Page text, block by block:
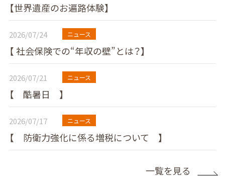
【世界遺産のお遍路体験】
2026/07/24 ニュース
【 社会保険での“年収の壁”とは？】
2026/07/21 ニュース
【 酷暑日 】
2026/07/17 ニュース
【 防衛力強化に係る増税について 】
一覧を見る